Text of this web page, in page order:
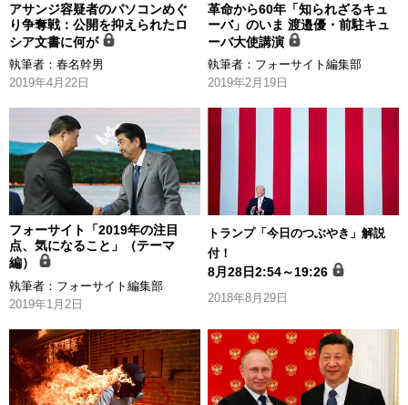
アサンジ容疑者のパソコンめぐ
り争奪戦：公開を抑えられたロ
シア文書に何が
執筆者： 春名幹男
2019年4月22日
革命から60年「知られざるキュ
ーバ」のいま 渡邉優・前駐キュ
ーバ大使講演
執筆者： フォーサイト編集部
2019年2月19日
フォーサイト「2019年の注目
点、気になること」（テーマ
編）
執筆者： フォーサイト編集部
2019年1月2日
トランプ「今日のつぶやき」解説
付！
8月28日2:54～19:26
2018年8月29日